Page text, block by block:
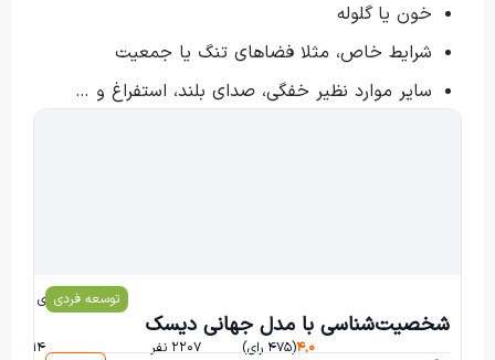
خون یا گلوله
شرایط خاص، مثلا فضاهای تنگ یا جمعیت
سایر موارد نظیر خفگی، صدای بلند، استفراغ و …
محمد باقر مرادی
توسعه فردی
شخصیت‌شناسی با مدل جهانی دیسک
۴,۰(۴۷۵ رای) ۲۲۰۷ نفر
۱۱۴ ساعت و ۱۴ دقیقه